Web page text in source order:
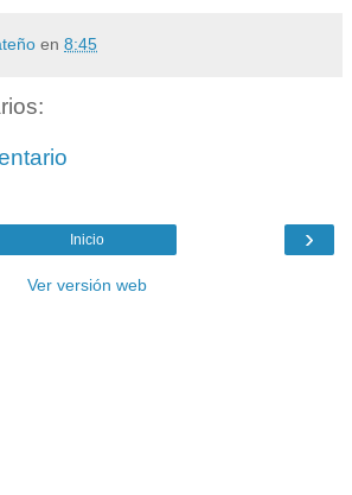
en 8:45
›
Inicio
Ver versión web